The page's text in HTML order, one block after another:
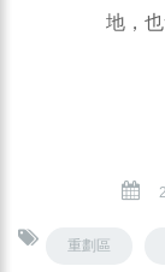
地，
重劃區